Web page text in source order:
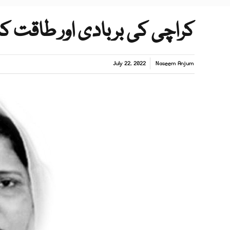
کراچی کی بربادی اور طاقت
Naseem Anjum
July 22, 2022